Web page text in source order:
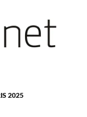
2025